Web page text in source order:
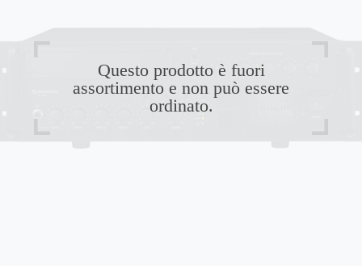
Questo prodotto è fuori
assortimento e non può essere
ordinato.